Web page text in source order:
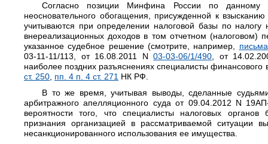
Согласно позиции Минфина России по
неосновательного обогащения, присужденной к
учитываются при определении налоговой базы по налогу
внереализационных доходов в том отчетном (налоговом)
указанное судебное решение (смотрите, например, письма
03-11-11/113, от 16.08.2011 N03-03-06/1/490 , от
наиболее поздних разъяснениях специалисты
ст. 250 пп. 4 п. 4 ст. 271 НК РФ.
В то же время, учитывая выводы, сделанные
арбитражного апелляционного суда от 09.04.2012 N
вероятности того, что специалисты налоговых органов
признания организацией в рассматриваемой ситуации
несанкционированного использования ее имущества.